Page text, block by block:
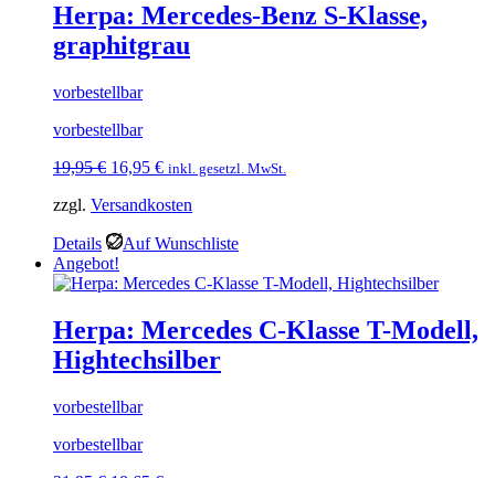
Herpa: Mercedes-Benz S-Klasse,
graphitgrau
vorbestellbar
vorbestellbar
19,95€ Ursprünglicher
war:
16,95 €Aktueller
ist:
inkl. gesetzl. MwSt.
zzgl. Versandkosten
Details
Auf Wunschliste
Angebot!
Herpa: Mercedes C-Klasse T-Modell,
Hightechsilber
vorbestellbar
vorbestellbar